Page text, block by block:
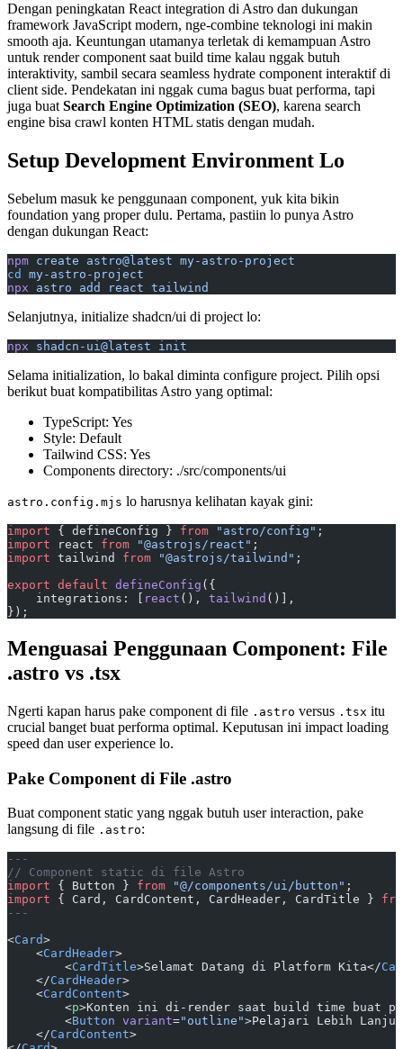
Dengan peningkatan React integration di Astro dan dukungan
framework JavaScript modern, nge-combine teknologi ini makin
smooth aja. Keuntungan utamanya terletak di kemampuan Astro
untuk render component saat build time kalau nggak butuh
interaktivity, sambil secara seamless hydrate component interaktif di
client side. Pendekatan ini nggak cuma bagus buat performa, tapi
juga buat Search Engine Optimization (SEO), karena search
engine bisa crawl konten HTML statis dengan mudah.
Setup Development Environment Lo
Sebelum masuk ke penggunaan component, yuk kita bikin
foundation yang proper dulu. Pertama, pastiin lo punya Astro
dengan dukungan React:
npm create astro@latest my-astro-project
cd
my-astro-project
npx astro add react tailwind
Selanjutnya, initialize shadcn/ui di project lo:
npx shadcn-ui@latest init
Selama initialization, lo bakal diminta configure project. Pilih opsi
berikut buat kompatibilitas Astro yang optimal:
TypeScript: Yes
Style: Default
Tailwind CSS: Yes
Components directory: ./src/components/ui
astro.config.mjs lo harusnya kelihatan kayak gini:
import { defineConfig } from "astro/config" ;
import react from "@astrojs/react" ;
import tailwind from "@astrojs/tailwind" ;
export default defineConfig ({
    integrations: [
react (), tailwind ()],
});
Menguasai Penggunaan Component: File
.astro vs .tsx
Ngerti kapan harus pake component di file .astro versus .tsx itu
crucial banget buat performa optimal. Keputusan ini impact loading
speed dan user experience lo.
Pake Component di File .astro
Buat component static yang nggak butuh user interaction, pake
langsung di file .astro:
---
// Component static di file Astro
import { Button } from "@/components/ui/button" ;
import { Card, CardContent, CardHeader, CardTitle }
---
<Card>
    <
CardHeader>
        <
CardTitle>Selamat Datang di Platform Kita</
    </
CardHeader>
    <
CardContent>
        <
p>Konten ini di-render saat build time buat
        <
Button variant="outline">Pelajari Lebih
    </
CardContent>